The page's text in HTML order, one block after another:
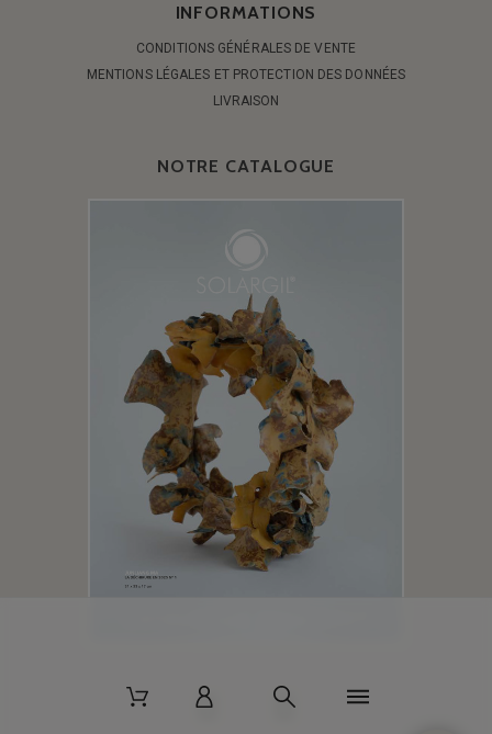
INFORMATIONS
CONDITIONS GÉNÉRALES DE VENTE
MENTIONS LÉGALES ET PROTECTION DES DONNÉES
LIVRAISON
NOTRE CATALOGUE